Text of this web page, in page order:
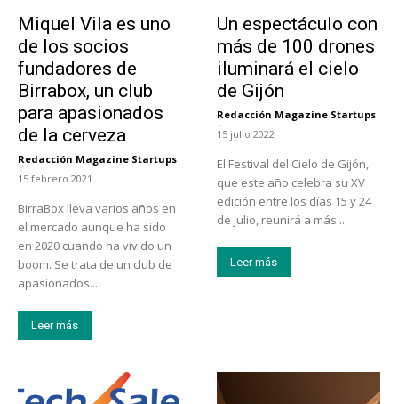
Miquel Vila es uno
de los socios
fundadores de
Birrabox, un club
para apasionados
de la cerveza
Redacción Magazine Startups
-
15 febrero 2021
BirraBox lleva varios años en
el mercado aunque ha sido
en 2020 cuando ha vivido un
boom. Se trata de un club de
apasionados...
Leer más
Un espectáculo con
más de 100 drones
iluminará el cielo
de Gijón
Redacción Magazine Startups
-
15 julio 2022
El Festival del Cielo de Gijón,
que este año celebra su XV
edición entre los días 15 y 24
de julio, reunirá a más...
Leer más